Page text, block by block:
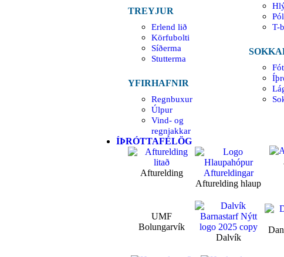
TREYJUR
Erlend lið
Körfubolti
Síðerma
Stutterma
YFIRHAFNIR
Regnbuxur
Úlpur
Vind- og
regnjakkar
T-
ÍÞRÓTTAFÉLÖG
Afturelding
Afturelding hlaup
UMF
Bolungarvík
Dalvík